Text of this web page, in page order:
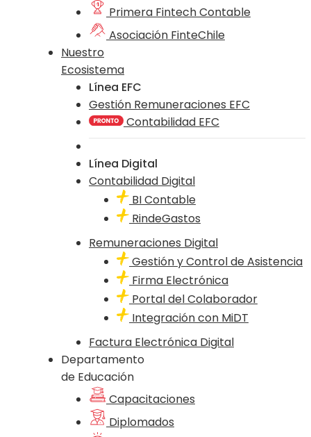
Primera Fintech Contable
Asociación FinteChile
Nuestro
Ecosistema
Línea EFC
Gestión Remuneraciones EFC
Contabilidad EFC
Línea Digital
Contabilidad Digital
BI Contable
RindeGastos
Remuneraciones Digital
Gestión y Control de Asistencia
Firma Electrónica
Portal del Colaborador
Integración con MiDT
Factura Electrónica Digital
Departamento
de Educación
Capacitaciones
Diplomados